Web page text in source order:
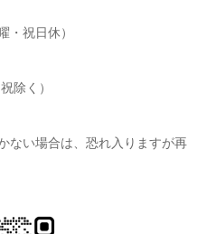
・祝日休）
除く）
ない場合は、恐れ入りますが再